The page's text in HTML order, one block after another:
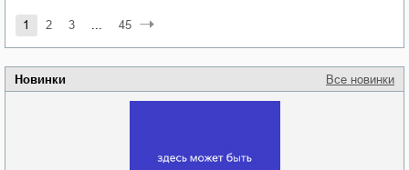
Новинки Все новинки
1 2 3 ... 45